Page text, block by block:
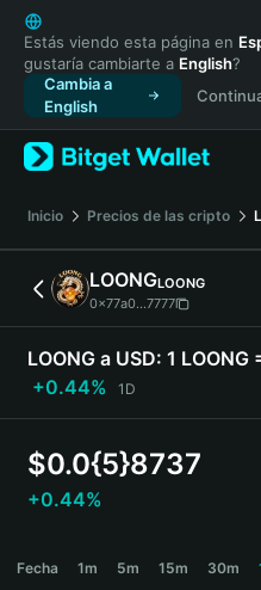
English
日本語
Tiếng Việt
Русский
Español (Latinoamérica)
Türkçe
Français
Deutsch
简体中文
繁體中文
Português (Portugal)
Bahasa Indonesia
ภาษาไทย
हिन्दी
Español
Português (Brasil)
Estás viendo esta página en
gustaría cambiarte a English?
Cambia a
English
Inicio Precios de las cripto
LOONGLOONG
0x77a0...7777
LOONG a USD: 1 LOONG
+0.44%
1D
$0.0{5}8737
+0.44%
Fecha 1m 5m 15m 30m